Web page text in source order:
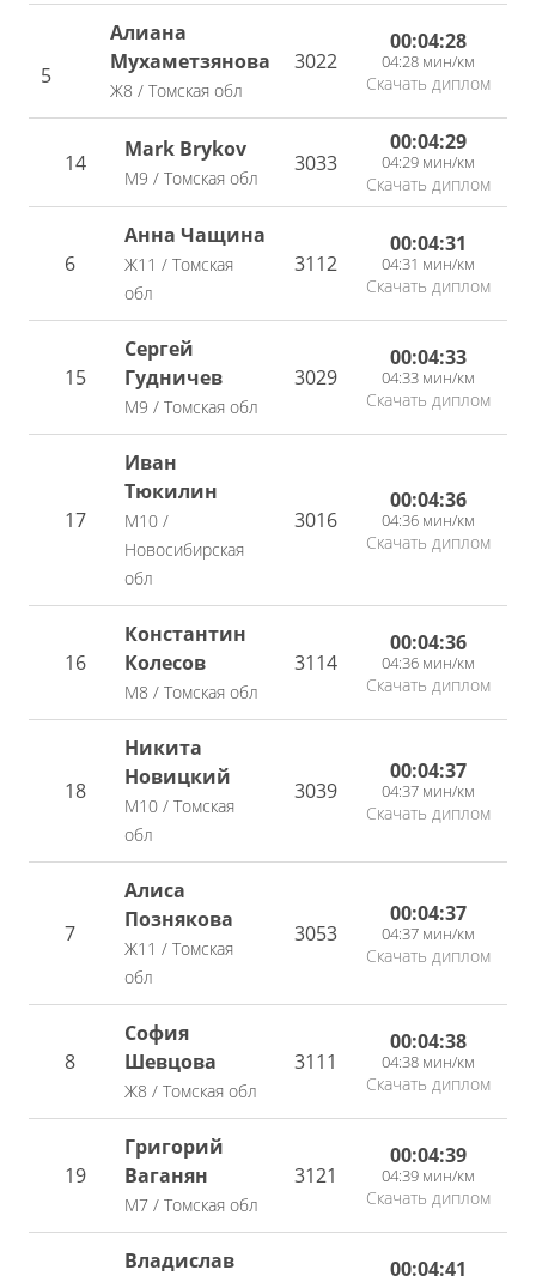
5
Алиана
Мухаметзянова
Ж8 / Томская обл
3022
00:04:28
04:28 мин/км
Скачать диплом
14
Mark Brykov
М9 / Томская обл
3033
00:04:29
04:29 мин/км
Скачать диплом
6
Анна Чащина
Ж11 / Томская
обл
3112
00:04:31
04:31 мин/км
Скачать диплом
15
Сергей
Гудничев
М9 / Томская обл
3029
00:04:33
04:33 мин/км
Скачать диплом
17
Иван
Тюкилин
М10 /
Новосибирская
обл
3016
00:04:36
04:36 мин/км
Скачать диплом
16
Константин
Колесов
М8 / Томская обл
3114
00:04:36
04:36 мин/км
Скачать диплом
18
Никита
Новицкий
М10 / Томская
обл
3039
00:04:37
04:37 мин/км
Скачать диплом
7
Алиса
Познякова
Ж11 / Томская
обл
3053
00:04:37
04:37 мин/км
Скачать диплом
8
София
Шевцова
Ж8 / Томская обл
3111
00:04:38
04:38 мин/км
Скачать диплом
19
Григорий
Ваганян
М7 / Томская обл
3121
00:04:39
04:39 мин/км
Скачать диплом
Владислав
00:04:41